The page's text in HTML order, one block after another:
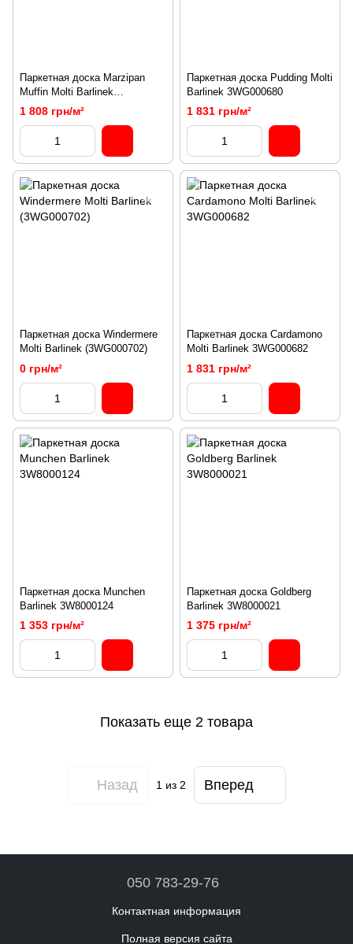
Паркетная доска Marzipan
Muffin Molti Barlinek
3WG000644
1 808 грн/м²
Паркетная доска Pudding Molti
Barlinek 3WG000680
1 831 грн/м²
Паркетная доска Windermere
Molti Barlinek (3WG000702)
0 грн/м²
Паркетная доска Cardamono
Molti Barlinek 3WG000682
1 831 грн/м²
Паркетная доска Munchen
Barlinek 3W8000124
1 353 грн/м²
Паркетная доска Goldberg
Barlinek 3W8000021
1 375 грн/м²
Показать еще 2 товара
Назад 1 из 2 Вперед
050 783-29-76
Контактная информация
Полная версия сайта